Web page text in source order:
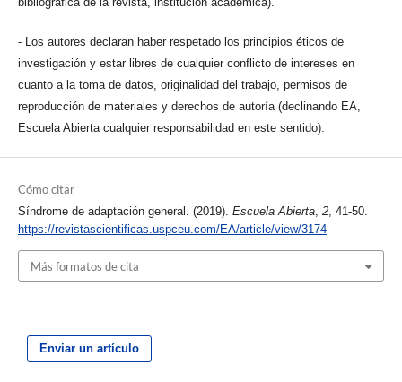
- Los autores declaran haber respetado los principios éticos de
investigación y estar libres de cualquier conflicto de intereses en
cuanto a la toma de datos, originalidad del trabajo, permisos de
reproducción de materiales y derechos de autoría (declinando EA,
Escuela Abierta cualquier responsabilidad en este sentido).
Cómo citar
Síndrome de adaptación general. (2019). Escuela Abierta, 2, 41-50.
https://revistascientificas.uspceu.com/EA/article/view/3174
Más formatos de cita
Enviar un artículo